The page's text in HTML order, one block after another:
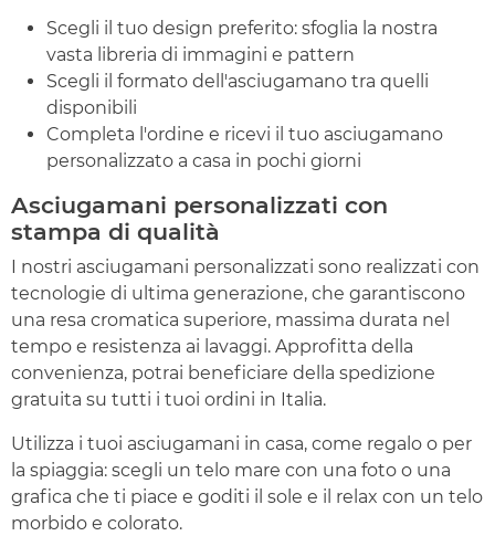
Scegli il tuo design preferito: sfoglia la nostra
vasta libreria di immagini e pattern
Scegli il formato dell'asciugamano tra quelli
disponibili
Completa l'ordine e ricevi il tuo asciugamano
personalizzato a casa in pochi giorni
Asciugamani personalizzati con
stampa di qualità
I nostri asciugamani personalizzati sono realizzati con
tecnologie di ultima generazione, che garantiscono
una resa cromatica superiore, massima durata nel
tempo e resistenza ai lavaggi. Approfitta della
convenienza, potrai beneficiare della spedizione
gratuita su tutti i tuoi ordini in Italia.
Utilizza i tuoi asciugamani in casa, come regalo o per
la spiaggia: scegli un telo mare con una foto o una
grafica che ti piace e goditi il sole e il relax con un telo
morbido e colorato.